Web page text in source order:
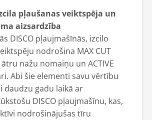
pļaušanas veiktspēja un
aizsardzība
DISCO pļaujmašīnās, izcilo
nodrošina MAX CUT
nažu nomaiņu un ACTIVE
Abi šie elementi savu vērtību
daudzu gadu laikā ar
DISCO pļaujmašīnu, kas,
nodrošinājušas tīru